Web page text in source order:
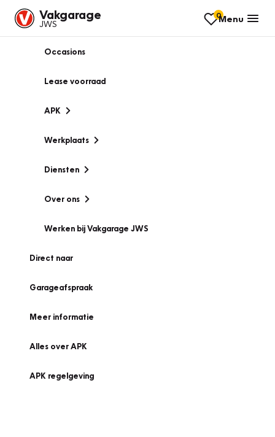
Vakgarage
JWS
0Menu
Occasions
Lease voorraad
APK
Werkplaats
Diensten
Over ons
Werken bij Vakgarage JWS
Direct naar
Garageafspraak
Meer informatie
Alles over APK
APK regelgeving